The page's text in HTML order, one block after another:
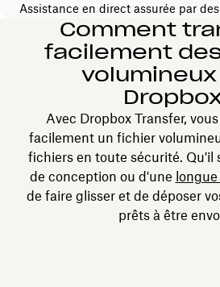
Assistance en direct assurée par
Comment
facilement
Avec Dropbox Transfer,
facilement un fichier
fichiers en toute sécurité. Qu'il
de conception ou d'une
de faire glisser et de déposer
prêts à être